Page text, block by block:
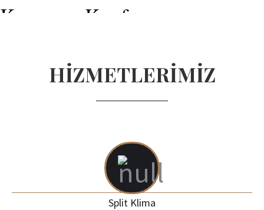
Kusursuz Konfora
Hoşgeldiniz
Ayrıcalığın
Tadını
Çıkarın
HİZMETLERİMİZ
Split Klima